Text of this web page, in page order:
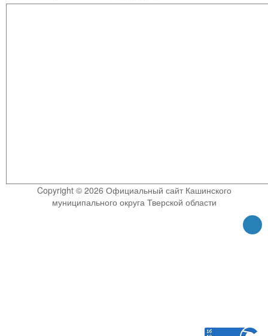
Copyright © 2026 Официальный сайт Кашинского
муниципального округа Тверской области